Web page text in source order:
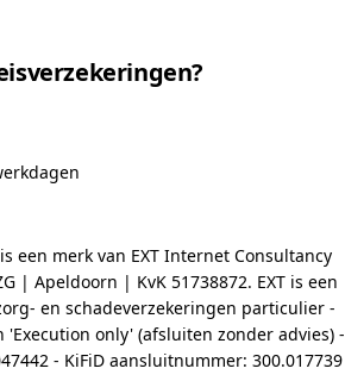
een merk van EXT Internet Consultancy
| Apeldoorn | KvK 51738872. EXT is een
en schadeverzekeringen particulier -
'Execution only' (afsluiten zonder advies) -
- KiFiD aansluitnummer: 300.017739